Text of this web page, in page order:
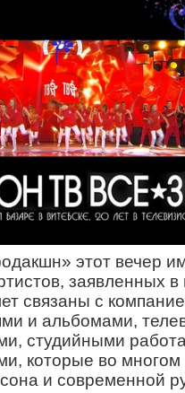
этот вечер
заявленных в
связаны с
и альбомами,
студийными
которые во
и современной